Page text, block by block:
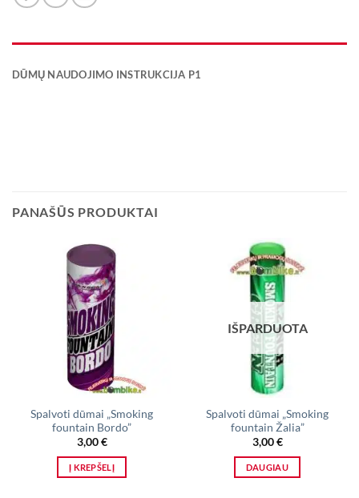
DŪMŲ NAUDOJIMO INSTRUKCIJA P1
PANAŠŪS PRODUKTAI
Spalvoti dūmai „Smoking
fountain Bordo”
3,00€
Į KREPŠELĮ
IŠPARDUOTA
Spalvoti dūmai „Smoking
fountain Žalia”
3,00€
DAUGIAU